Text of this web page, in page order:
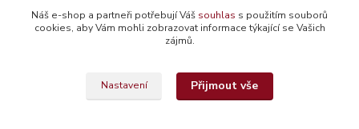
info@emiteriyarns.cz
Náš e-shop a partneři potřebují Váš souhlas s použitím souborů
cookies, aby Vám mohli zobrazovat informace týkající se Vašich
zájmů.
Nastavení Přijmout vše